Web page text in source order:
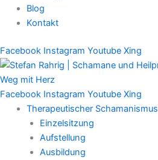
Blog
Kontakt
Facebook Instagram Youtube Xing
Facebook Instagram Youtube Xing
Therapeutischer Schamanismus
Einzelsitzung
Aufstellung
Ausbildung